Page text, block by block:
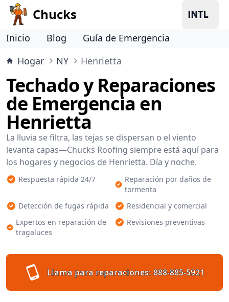
Chucks
Inicio Blog
Guía de Emergencia
Hogar
NY Henrietta
Techado y Reparaciones
de Emergencia en
Henrietta
La lluvia se filtra, las tejas se dispersan o el viento
levanta capas—Chucks Roofing siempre está aquí para
los hogares y negocios de Henrietta. Día y noche.
Respuesta rápida 24/7
Reparación por daños de
tormenta
Detección de fugas rápida
Residencial y comercial
Expertos en reparación de
tragaluces
Revisiones preventivas
Llama para reparaciones: 888-885-5921